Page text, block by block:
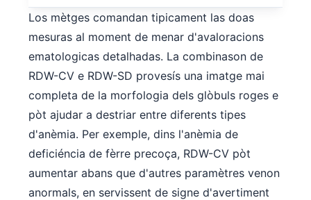
Los mètges comandan tipicament las doas
mesuras al moment de menar d'avaloracions
ematologicas detalhadas. La combinason de
RDW-CV e RDW-SD provesís una imatge mai
completa de la morfologia dels glòbuls roges e
pòt ajudar a destriar entre diferents tipes
d'anèmia. Per exemple, dins l'anèmia de
deficiéncia de fèrre precoça, RDW-CV pòt
aumentar abans que d'autres paramètres venon
anormals, en servissent de signe d'avertiment